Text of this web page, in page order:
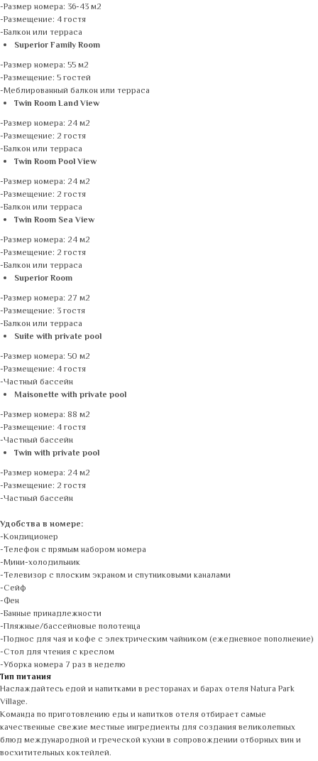
-Размер номера: 36-43 м2
-Размещение: 4 гостя
-Балкон или терраса
Superior Family Room
-Размер номера: 55 м2
-Размещение: 5 гостей
-Меблированный балкон или терраса
Twin Room Land View
-Размер номера: 24 м2
-Размещение: 2 гостя
-Балкон или терраса
Twin Room Pool View
-Размер номера: 24 м2
-Размещение: 2 гостя
-Балкон или терраса
Twin Room Sea View
-Размер номера: 24 м2
-Размещение: 2 гостя
-Балкон или терраса
Superior Room
-Размер номера: 27 м2
-Размещение: 3 гостя
-Балкон или терраса
Suite with private pool
-Размер номера: 50 м2
-Размещение: 4 гостя
-Частный бассейн
Maisonette with private pool
-Размер номера: 88 м2
-Размещение: 4 гостя
-Частный бассейн
Twin with private pool
-Размер номера: 24 м2
-Размещение: 2 гостя
-Частный бассейн
Удобства в номере:
-Кондиционер
-Телефон с прямым набором номера
-Мини-холодильник
-Телевизор с плоским экраном и спутниковыми каналами
-Сейф
-Фен
-Банные принадлежности
-Пляжные/бассейновые полотенца
-Поднос для чая и кофе с электрическим чайником (ежедневное пополнение)
-Стол для чтения с креслом
-Уборка номера 7 раз в неделю
Тип питания
Наслаждайтесь едой и напитками в ресторанах и барах отеля Natura Park
Village.
Команда по приготовлению еды и напитков отеля отбирает самые
качественные свежие местные ингредиенты для создания великолепных
блюд международной и греческой кухни в сопровождении отборных вин и
восхитительных коктейлей.